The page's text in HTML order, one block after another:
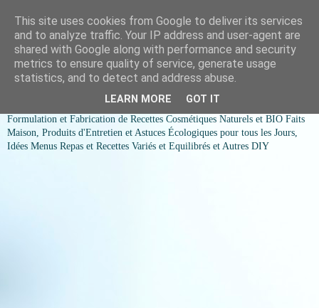
COSMESSENCE BIO Recettes
cosmetiques naturels et Bio et
idées menus variés et équilibrés
Formulation et Fabrication de Recettes Cosmétiques Naturels et BIO Faits
Maison, Produits d'Entretien et Astuces Écologiques pour tous les Jours,
Idées Menus Repas et Recettes Variés et Equilibrés et Autres DIY
This site uses cookies from Google to deliver its services
and to analyze traffic. Your IP address and user-agent are
shared with Google along with performance and security
metrics to ensure quality of service, generate usage
statistics, and to detect and address abuse.
LEARN MORE GOT IT